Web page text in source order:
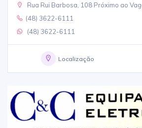
Rua Rui Barbosa, 108 Próximo ao
(48) 3622-6111
(48) 3622-6111
Localização